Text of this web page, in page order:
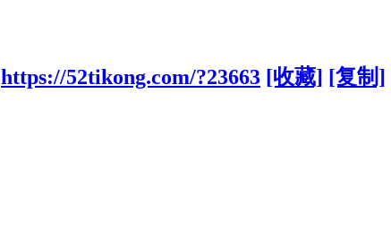
https://52tikong.com/?23663 [收藏] [复制]